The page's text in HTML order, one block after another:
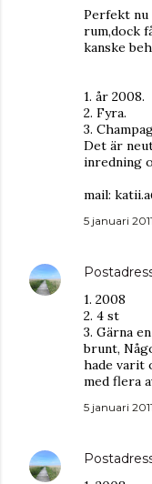
Perfekt
rum,dock
kanske
1. år 2008.
2. Fyra.
3.
Det är
inredning
mail:
5 januari
1. 2008
2. 4 st
3. Gärna
brunt,
hade varit
med flera
5 januari